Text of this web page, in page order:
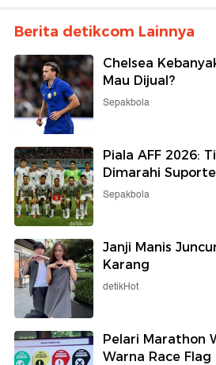
Berita detikcom Lainnya
Chelsea
Mau Dijual?
Sepakbola
Piala AFF 2026:
Dimarahi
Sepakbola
Janji Manis
Karang
detikHot
Pelari Marathon
Warna Race Flag